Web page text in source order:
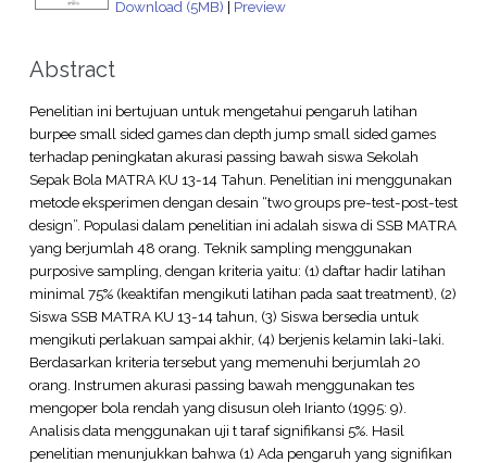
Download (5MB) | Preview
Abstract
Penelitian ini bertujuan untuk mengetahui pengaruh latihan
burpee small sided games dan depth jump small sided games
terhadap peningkatan akurasi passing bawah siswa Sekolah
Sepak Bola MATRA KU 13-14 Tahun. Penelitian ini menggunakan
metode eksperimen dengan desain “two groups pre-test-post-test
design”. Populasi dalam penelitian ini adalah siswa di SSB MATRA
yang berjumlah 48 orang. Teknik sampling menggunakan
purposive sampling, dengan kriteria yaitu: (1) daftar hadir latihan
minimal 75% (keaktifan mengikuti latihan pada saat treatment), (2)
Siswa SSB MATRA KU 13-14 tahun, (3) Siswa bersedia untuk
mengikuti perlakuan sampai akhir, (4) berjenis kelamin laki-laki.
Berdasarkan kriteria tersebut yang memenuhi berjumlah 20
orang. Instrumen akurasi passing bawah menggunakan tes
mengoper bola rendah yang disusun oleh Irianto (1995: 9).
Analisis data menggunakan uji t taraf signifikansi 5%. Hasil
penelitian menunjukkan bahwa (1) Ada pengaruh yang signifikan